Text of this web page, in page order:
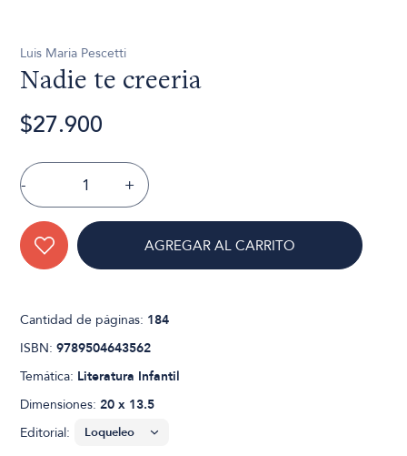
Luis Maria Pescetti
Nadie te creeria
$27.900
- +
AGREGAR AL CARRITO
Cantidad de páginas: 184
ISBN:9789504643562
Temática: Literatura Infantil
Dimensiones:20 x 13.5
Editorial: